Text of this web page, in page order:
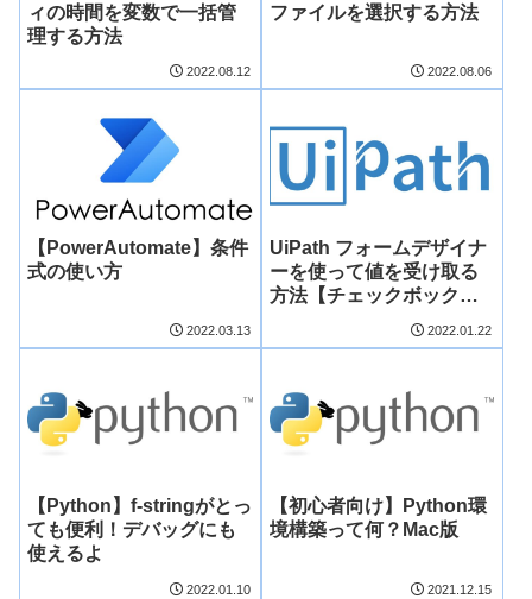
ィの時間を変数で一括管
理する方法
2022.08.12
ファイルを選択する方法
2022.08.06
【PowerAutomate】条件
式の使い方
2022.03.13
UiPath フォームデザイナ
ーを使って値を受け取る
方法【チェックボックス
2022.01.22
【Python】f-stringがとっ
ても便利！デバッグにも
使えるよ
2022.01.10
【初心者向け】Python環
境構築って何？Mac版
2021.12.15